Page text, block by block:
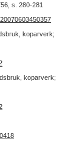
s. 280-281
koparverk;
koparverk;